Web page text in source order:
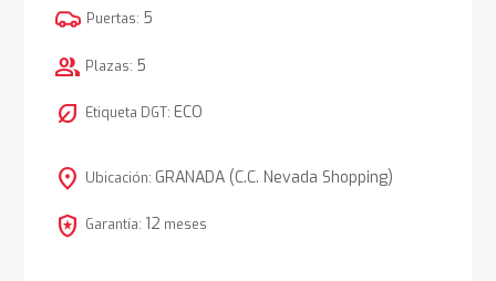
Puertas: 5
group Plazas: 5
nest_eco_leaf Etiqueta DGT: ECO
location_on Ubicación: GRANADA (C.C. Nevada Shopping)
local_police Garantía: 12 meses